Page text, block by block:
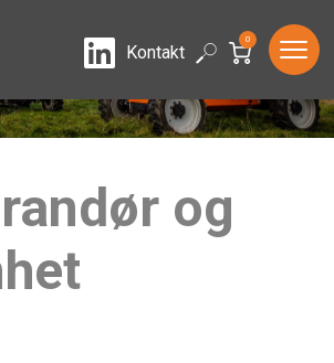
LinkedIn
Kontakt Search
0
og